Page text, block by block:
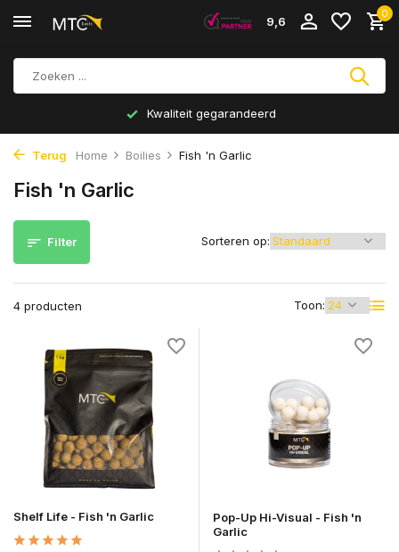
9,6
0
Kwaliteit gegarandeerd
Terug Home Boilies Fish 'n Garlic
Fish 'n Garlic
Filter
4 producten Toon:
Sorteren op:
Shelf Life - Fish 'n Garlic
Pop-Up Hi-Visual - Fish 'n
Garlic